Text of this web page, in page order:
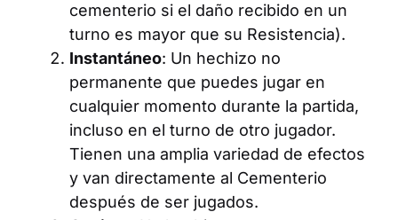
cementerio si el daño recibido en un
turno es mayor que su Resistencia).
Instantáneo: Un hechizo no
permanente que puedes jugar en
cualquier momento durante la partida,
incluso en el turno de otro jugador.
Tienen una amplia variedad de efectos
y van directamente al Cementerio
después de ser jugados.